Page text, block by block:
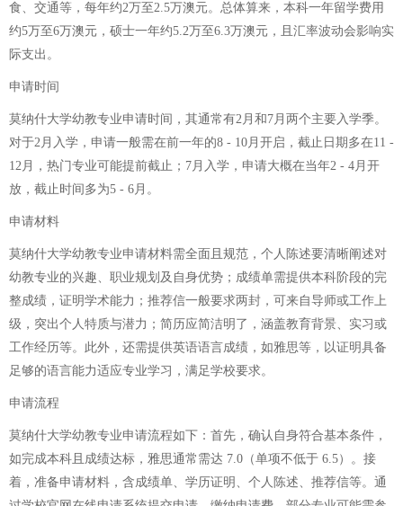
食、交通等，每年约2万至2.5万澳元。总体算来，本科一年留学费用
约5万至6万澳元，硕士一年约5.2万至6.3万澳元，且汇率波动会影响实
际支出。
申请时间
莫纳什大学幼教专业申请时间，其通常有2月和7月两个主要入学季。
对于2月入学，申请一般需在前一年的8 - 10月开启，截止日期多在11 -
12月，热门专业可能提前截止；7月入学，申请大概在当年2 - 4月开
放，截止时间多为5 - 6月。
申请材料
莫纳什大学幼教专业申请材料需全面且规范，个人陈述要清晰阐述对
幼教专业的兴趣、职业规划及自身优势；成绩单需提供本科阶段的完
整成绩，证明学术能力；推荐信一般要求两封，可来自导师或工作上
级，突出个人特质与潜力；简历应简洁明了，涵盖教育背景、实习或
工作经历等。此外，还需提供英语语言成绩，如雅思等，以证明具备
足够的语言能力适应专业学习，满足学校要求。
申请流程
莫纳什大学幼教专业申请流程如下：首先，确认自身符合基本条件，
如完成本科且成绩达标，雅思通常需达 7.0（单项不低于 6.5）。接
着，准备申请材料，含成绩单、学历证明、个人陈述、推荐信等。通